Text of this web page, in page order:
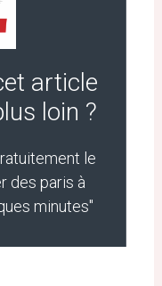
article
loin ?
le
des paris à
minutes"